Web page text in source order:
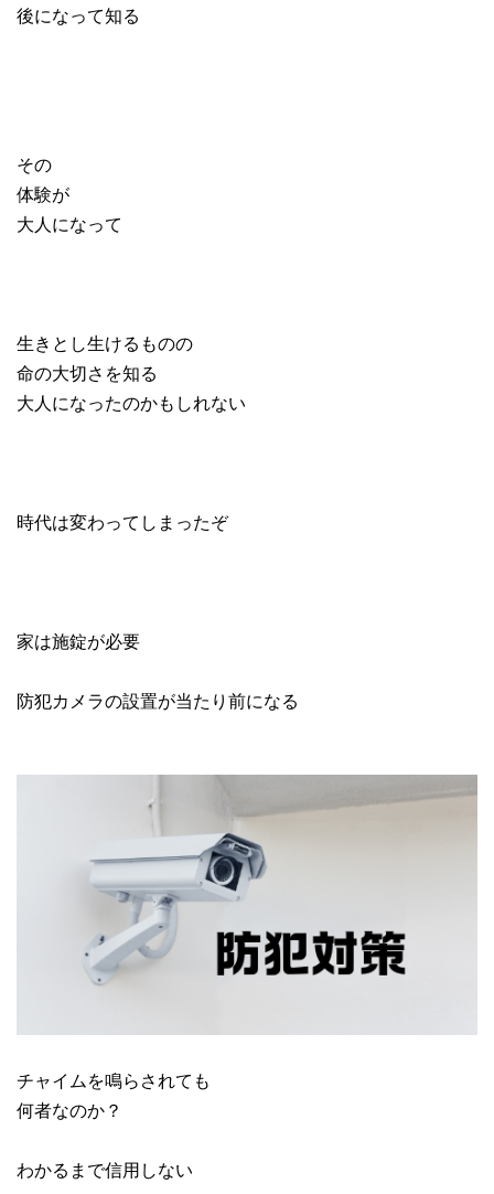
後になって知る
その
体験が
大人になって
生きとし生けるものの
命の大切さを知る
大人になったのかもしれない
時代は変わってしまったぞ
家は施錠が必要
防犯カメラの設置が当たり前になる
チャイムを鳴らされても
何者なのか？
わかるまで信用しない